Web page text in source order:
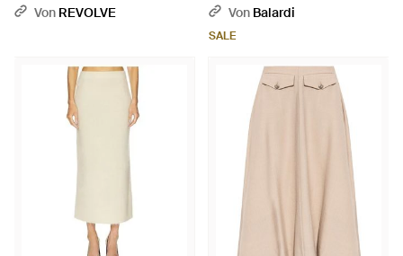
Esta - Weiß
Von REVOLVE
Von Balardi
SALE